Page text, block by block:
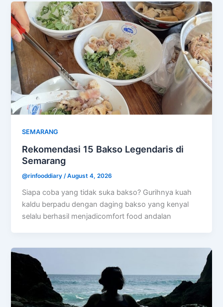
SEMARANG
Rekomendasi 15 Bakso Legendaris di
Semarang
@rinfooddiary /August 4, 2026
Siapa coba yang tidak suka bakso? Gurihnya kuah
kaldu berpadu dengan daging bakso yang kenyal
selalu berhasil menjadicomfort food andalan